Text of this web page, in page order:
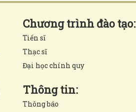
Chương trình đào tạo:
Tiến sĩ
Thạc sĩ
Đại học chính quy
Thông tin:
Thông báo